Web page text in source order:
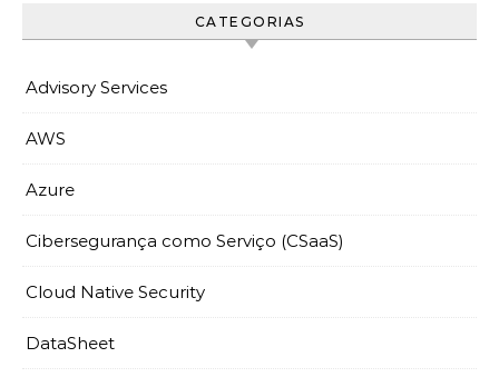
CATEGORIAS
Advisory Services
AWS
Azure
Cibersegurança como Serviço (CSaaS)
Cloud Native Security
DataSheet